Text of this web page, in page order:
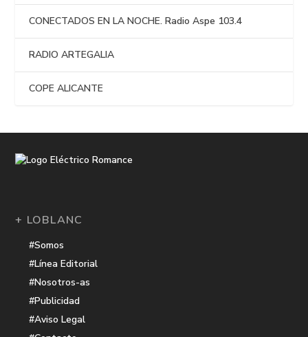
CONECTADOS EN LA NOCHE. Radio Aspe 103.4
RADIO ARTEGALIA
COPE ALICANTE
+ LOBLANC
#Somos
#Línea Editorial
#Nosotros-as
#Publicidad
#Aviso Legal